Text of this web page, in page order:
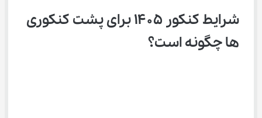
شرایط کنکور ۱۴۰۵ برای پشت کنکوری
ها چگونه است؟